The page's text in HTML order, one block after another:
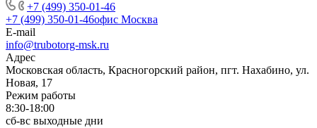
+7 (499) 350-01-46
+7 (499) 350-01-46офис Москва
E-mail
info@trubotorg-msk.ru
Адрес
Московская область, Красногорский район, пгт. Нахабино, ул.
Новая, 17
Режим работы
8:30-18:00
сб-вс выходные дни